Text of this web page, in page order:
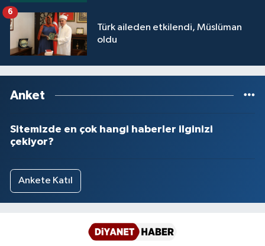
Türk aileden etkilendi, Müslüman
oldu
6
Anket
Sitemizde en çok hangi haberler ilginizi
çekiyor?
Ankete Katıl